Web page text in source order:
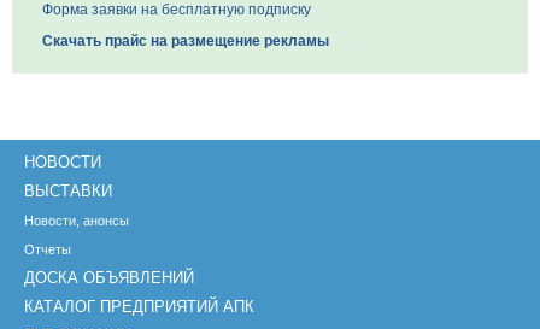
Форма заявки на бесплатную подписку
Скачать прайс на размещение рекламы
НОВОСТИ
ВЫСТАВКИ
Новости, анонсы
Отчеты
ДОСКА ОБЪЯВЛЕНИЙ
КАТАЛОГ ПРЕДПРИЯТИЙ АПК